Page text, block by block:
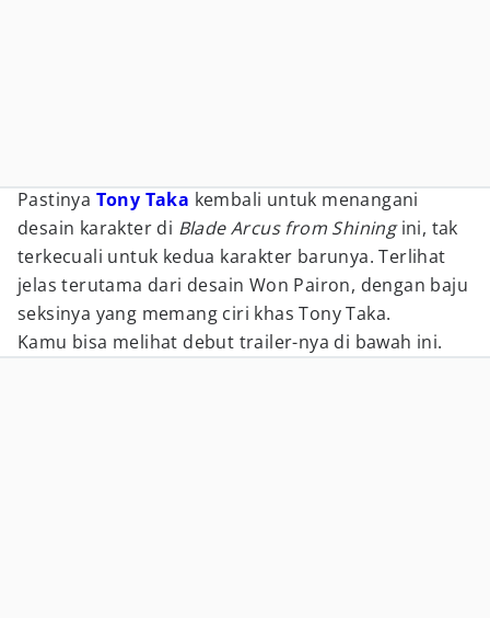
Pastinya Tony Taka kembali untuk menangani
desain karakter di Blade Arcus from Shiningini, tak
terkecuali untuk kedua karakter barunya. Terlihat
jelas terutama dari desain Won Pairon, dengan baju
seksinya yang memang ciri khas Tony Taka.
Kamu bisa melihat debut trailer-nya di bawah ini.